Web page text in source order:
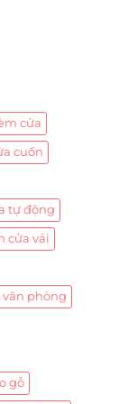
cửa
cuốn
tự động
cửa vải
văn phòng
gỗ